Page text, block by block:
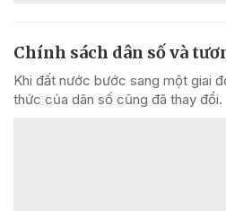
Chính sách dân số và
Khi đất nước bước sang một giai
thức của dân số cũng đã thay đổi.